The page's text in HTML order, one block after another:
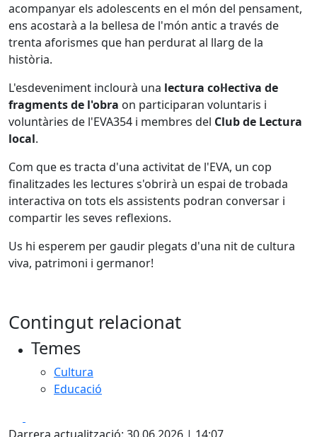
acompanyar els adolescents en el món del pensament,
ens acostarà a la bellesa de l'món antic a través de
trenta aforismes que han perdurat al llarg de la
història.
L'esdeveniment inclourà una lectura col·lectiva de
fragments de l'obra on participaran voluntaris i
voluntàries de l'EVA354 i membres del Club de Lectura
local.
Com que es tracta d'una activitat de l'EVA, un cop
finalitzades les lectures s'obrirà un espai de trobada
interactiva on tots els assistents podran conversar i
compartir les seves reflexions.
Us hi esperem per gaudir plegats d'una nit de cultura
viva, patrimoni i germanor!
Contingut relacionat
Temes
Cultura
Educació